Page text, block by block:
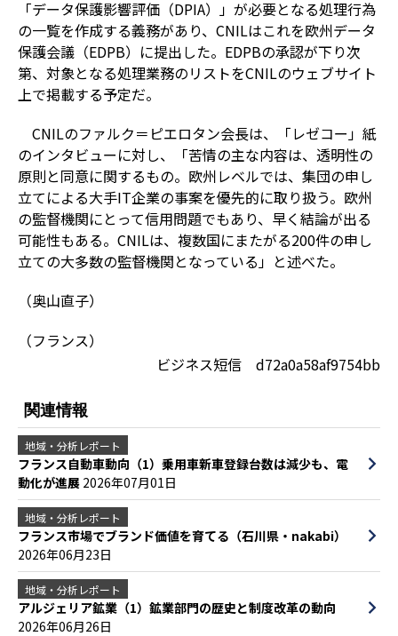
「データ保護影響評価（DPIA）」が必要となる処理行為
の一覧を作成する義務があり、CNILはこれを欧州データ
保護会議（EDPB）に提出した。EDPBの承認が下り次
第、対象となる処理業務のリストをCNILのウェブサイト
上で掲載する予定だ。
CNILのファルク＝ピエロタン会長は、「レゼコー」紙
のインタビューに対し、「苦情の主な内容は、透明性の
原則と同意に関するもの。欧州レベルでは、集団の申し
立てによる大手IT企業の事案を優先的に取り扱う。欧州
の監督機関にとって信用問題でもあり、早く結論が出る
可能性もある。CNILは、複数国にまたがる200件の申し
立ての大多数の監督機関となっている」と述べた。
（奥山直子）
（フランス）
ビジネス短信 d72a0a58af9754bb
関連情報
地域・分析レポート
フランス自動車動向（1）乗用車新車登録台数は減少も、電
動化が進展 2026年07月01日
地域・分析レポート
フランス市場でブランド価値を育てる（石川県・nakabi）
2026年06月23日
地域・分析レポート
アルジェリア鉱業（1）鉱業部門の歴史と制度改革の動向
2026年06月26日